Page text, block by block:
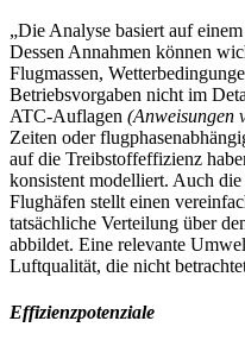
„Die Analyse basiert auf
Dessen Annahmen können
Flugmassen,
Betriebsvorgaben nicht im
ATC-Auflagen (Anweisungen
Zeiten oder
auf die Treibstoffeffizienz
konsistent modelliert. Auch
Flughäfen stellt einen
tatsächliche Verteilung über
abbildet. Eine relevante
Luftqualität, die nicht
Effizienzpotenziale